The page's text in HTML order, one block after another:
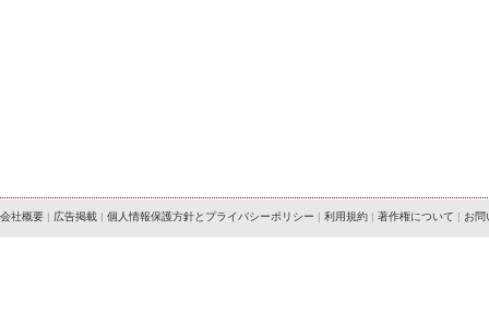
会社概要 | 広告掲載 | 個人情報保護方針とプライバシーポリシー | 利用規約 | 著作権について | お問